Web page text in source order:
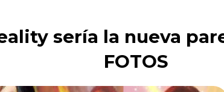
sería la nueva
FOTOS